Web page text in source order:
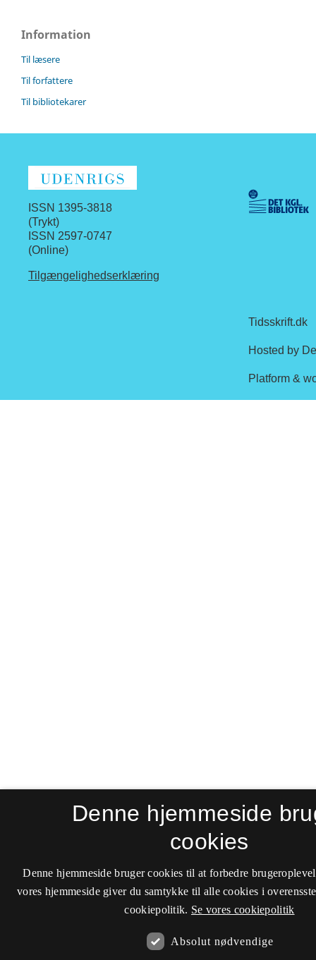
Information
Til læsere
Til forfattere
Til bibliotekarer
ISSN 1395-3818
(Trykt)
ISSN 2597-0747
(Online)
Tilgængelighedserklæring
Denne hjemmeside
cookies
Denne hjemmeside bruger cookies til at forbedre
vores hjemmeside giver du samtykke til alle cookies i
cookiepolitik. Se vores cookiepolitik
Absolut nødvendige